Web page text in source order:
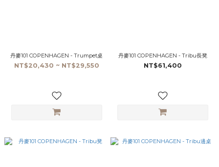
丹麥101 COPENHAGEN - Trumpet桌
NT$20,430 ~ NT$29,550
丹麥101 COPENHAGEN - Tribu長凳
NT$61,400